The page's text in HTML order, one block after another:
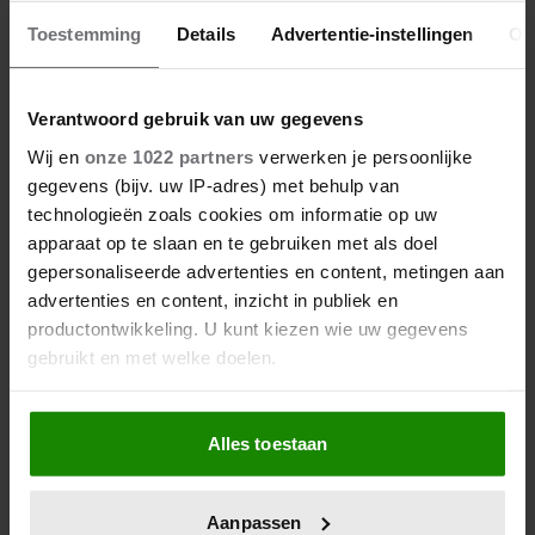
Toestemming Details Advertentie-instellingen
Verantwoord gebruik van uw gegevens
Wij en onze 1022 partners verwerken je persoonlijke
gegevens (bijv. uw IP-adres) met behulp van
technologieën zoals cookies om informatie op uw
apparaat op te slaan en te gebruiken met als doel
gepersonaliseerde advertenties en content, metingen aan
advertenties en content, inzicht in publiek en
productontwikkeling. U kunt kiezen wie uw gegevens
gebruikt en met welke doelen.
Als u het toestaat, willen we ook graag:
Informatie verzamelen over uw geografische
locatie, die tot een paar meter nauwkeurig kan zijn
Alles toestaan
Aanpassen
28 april 2026
DIT ZIJN DE 4 FAVORIETE
MODEMERKEN VAN PRINSES
CATHERINE